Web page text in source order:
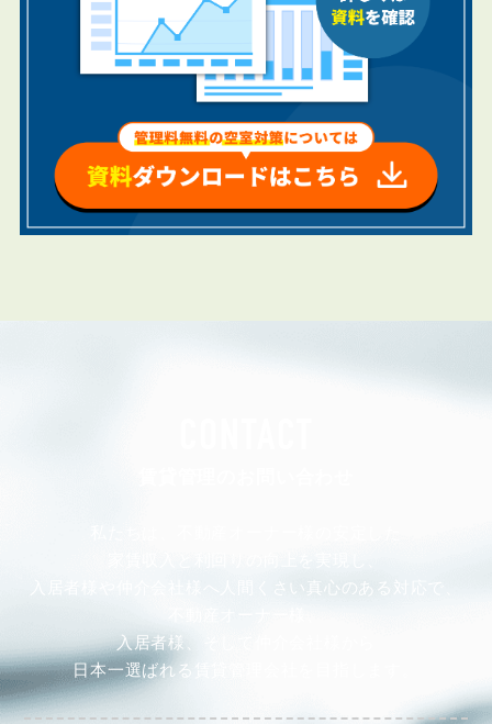
入居者様や仲介会社様へ人間くさい真心のある対応で、
入居者様、そして仲介会社様から
日本一選ばれる賃貸管理会社を目指します。